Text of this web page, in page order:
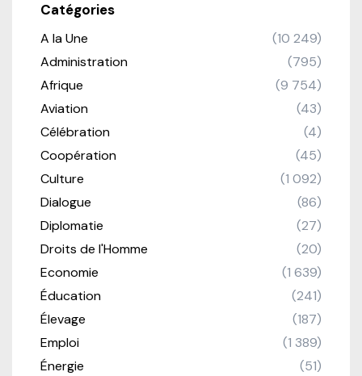
Catégories
A la Une
(10 249)
Administration
(795)
Afrique
(9 754)
Aviation
(43)
Célébration
(4)
Coopération
(45)
Culture
(1 092)
Dialogue
(86)
Diplomatie
(27)
Droits de l'Homme
(20)
Economie
(1 639)
Éducation
(241)
Élevage
(187)
Emploi
(1 389)
Énergie
(51)